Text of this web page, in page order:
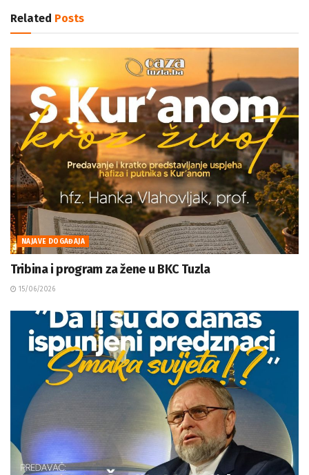
Related Posts
NAJAVE DOGAĐAJA
Tribina i program za žene u BKC Tuzla
15/06/2026